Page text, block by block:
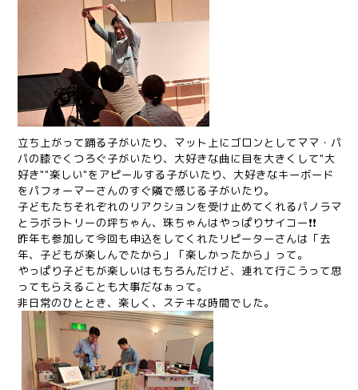
立ち上がって踊る子がいたり、マット上にゴロンとしてママ・パ
パの膝でくつろぐ子がいたり、大好きな曲に目を大きくして"大
好き""楽しい"をアピールする子がいたり、大好きなキーボード
をパフォーマーさんのすぐ隣で感じる子がいたり。
子どもたちそれぞれのリアクションを受け止めてくれるパノラマ
とラボラトリーの坪ちゃん、珠ちゃんはやっぱりサイコー❗❗
昨年も参加して今回も申込をしてくれたリピーターさんは「去
年、子どもが楽しんでたから」「楽しかったから」って。
やっぱり子どもが楽しいはもちろんだけど、連れて行こうって思
ってもらえることも大事だなぁって。
非日常のひととき、楽しく、ステキな時間でした。